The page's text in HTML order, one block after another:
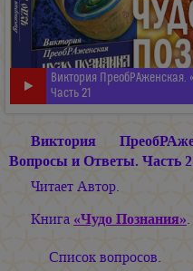
Виктория ПреобРАженская.
Часть 21
Виктория
Вопросы и Ответы. Часть
Читает Автор.
Книга «Чудо Познания».
Список вопросов.